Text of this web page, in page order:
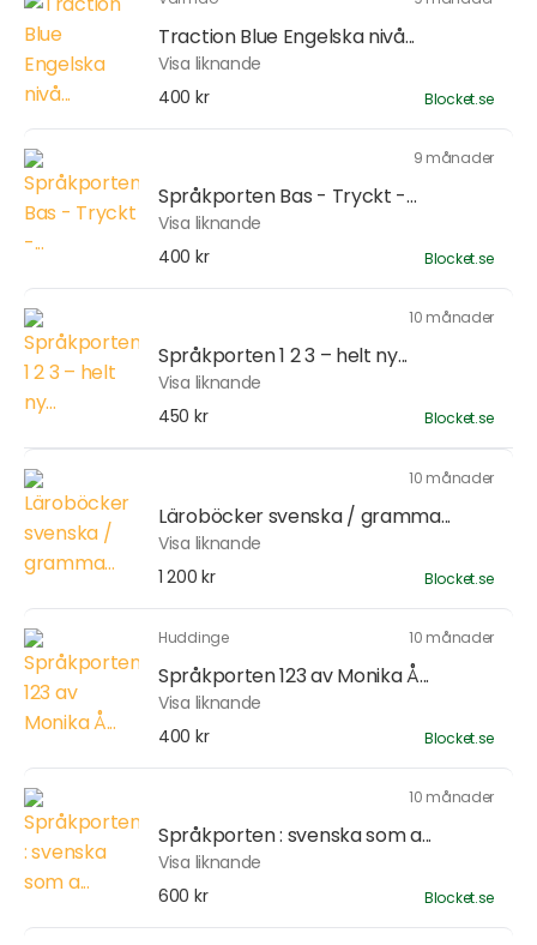
Traction Blue Engelska nivå...
Visa liknande
400 kr
Blocket.se
9 månader
Språkporten Bas - Tryckt -...
Visa liknande
400 kr
Blocket.se
10 månader
Språkporten 1 2 3 – helt ny...
Visa liknande
450 kr
Blocket.se
10 månader
Läroböcker svenska / gramma...
Visa liknande
1 200 kr
Blocket.se
Huddinge 10 månader
Språkporten 123 av Monika Å...
Visa liknande
400 kr
Blocket.se
10 månader
Språkporten : svenska som a...
Visa liknande
600 kr
Blocket.se